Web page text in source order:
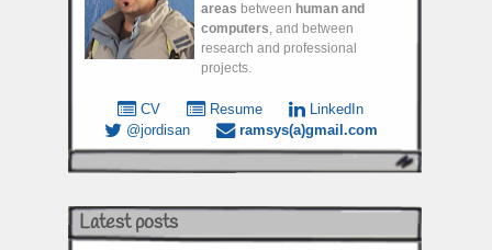
areas between human and
computers, and between
research and professional
projects.
CV Resume
LinkedIn
@jordisan
ramsys(a)gmail.com
Latest posts